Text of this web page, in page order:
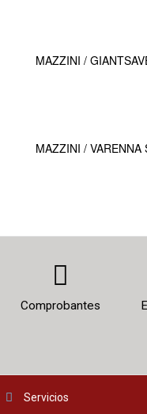
MAZZINI /
MAZZINI /
Comprobantes
Servicios